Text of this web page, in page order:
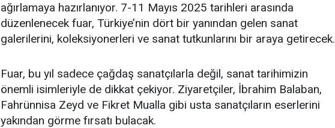
ağırlamaya hazırlanıyor. 7-11 Mayıs 2025 tarihleri arasında
düzenlenecek fuar, Türkiye’nin dört bir yanından gelen sanat
galerilerini, koleksiyonerleri ve sanat tutkunlarını bir araya getirecek.
Fuar, bu yıl sadece çağdaş sanatçılarla değil, sanat tarihimizin
önemli isimleriyle de dikkat çekiyor. Ziyaretçiler, İbrahim Balaban,
Fahrünnisa Zeyd ve Fikret Mualla gibi usta sanatçıların eserlerini
yakından görme fırsatı bulacak.